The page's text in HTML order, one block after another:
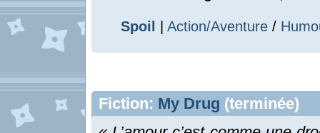
Spoil Action/Aventure /
Fiction: My Drug (terminée)